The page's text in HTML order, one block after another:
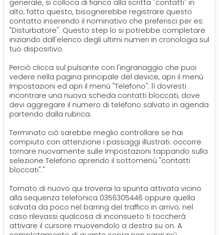
generale, si colloca di fianco alla scritta "contatti" in
alto; fatto questo, bisognerebbe registrare questo
contatto inserendo il nominativo che preferisci per es:
"Disturbatore". Questo step lo si potrebbe completare
iniziando dall'elenco degli ultimi numeri in cronologia sul
tuo dispositivo.
Perciò clicca sul pulsante con l'ingranaggio che puoi
vedere nella pagina principale del device, apri il menù
Impostazioni ed apri il menù "Telefono": lì dovresti
incontrare una nuova scheda contatti bloccati, dove
devi aggregare il numero di telefono salvato in agenda
partendo dalla rubrica.
Terminato ciò sarebbe meglio controllare se hai
compiuto con attenzione i passaggi illustrati: occorre
tornare nuovamente sulle Impostazioni tappando sulla
selezione Telefono aprendo il sottomenù "contatti
bloccati"."
Tornato di nuovo qui troverai la spunta attivata vicino
alla sequenza telefonica 0356305446 oppure quella
salvata da poco nel barring del traffico in arrivo; nel
caso rilevassi qualcosa di inconsueto ti toccherà
attivare il cursore muovendolo a destra su on. A